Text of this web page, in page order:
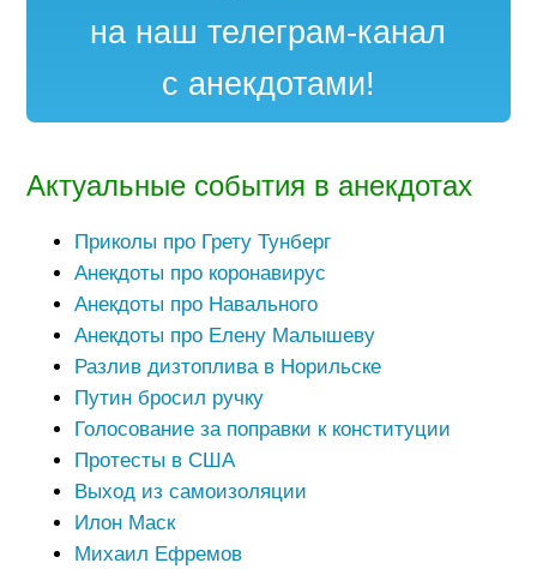
на наш телеграм-канал
с анекдотами!
Актуальные события в анекдотах
Приколы про Грету Тунберг
Анекдоты про коронавирус
Анекдоты про Навального
Анекдоты про Елену Малышеву
Разлив дизтоплива в Норильске
Путин бросил ручку
Голосование за поправки к конституции
Протесты в США
Выход из самоизоляции
Илон Маск
Михаил Ефремов